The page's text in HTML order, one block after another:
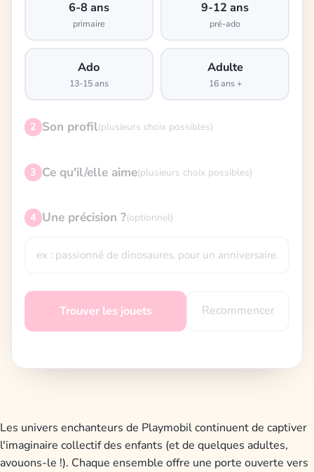
6-8 ans
primaire
9-12 ans
pré-ado
Ado
13-15 ans
Adulte
16 ans +
2 Son profil(plusieurs choix possibles)
3 Ce qu'il/elle aime(plusieurs choix possibles)
4 Une précision ?(optionnel)
Trouver les jouets Recommencer
Les univers enchanteurs de Playmobil continuent de captiver
l'imaginaire collectif des enfants (et de quelques adultes,
avouons-le !). Chaque ensemble offre une porte ouverte vers